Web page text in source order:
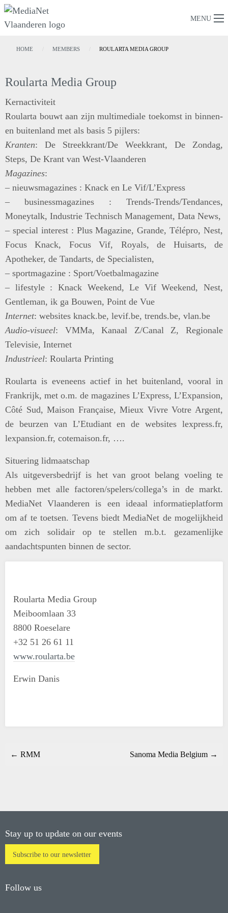
MENU
HOME MEMBERS ROULARTA MEDIA GROUP
Roularta Media Group
Kernactiviteit
Roularta bouwt aan zijn multimediale toekomst in binnen-
en buitenland met als basis 5 pijlers:
Kranten: De Streekkrant/De Weekkrant, De Zondag,
Steps, De Krant van West-Vlaanderen
Magazines:
– nieuwsmagazines : Knack en Le Vif/L’Express
– businessmagazines : Trends-Trends/Tendances,
Moneytalk, Industrie Technisch Management, Data News,
– special interest : Plus Magazine, Grande, Télépro, Nest,
Focus Knack, Focus Vif, Royals, de Huisarts, de
Apotheker, de Tandarts, de Specialisten,
– sportmagazine : Sport/Voetbalmagazine
– lifestyle : Knack Weekend, Le Vif Weekend, Nest,
Gentleman, ik ga Bouwen, Point de Vue
Internet: websites knack.be, levif.be, trends.be, vlan.be
Audio-visueel: VMMa, Kanaal Z/Canal Z, Regionale
Televisie, Internet
Industrieel: Roularta Printing
Roularta is eveneens actief in het buitenland, vooral in
Frankrijk, met o.m. de magazines L’Express, L’Expansion,
Côté Sud, Maison Française, Mieux Vivre Votre Argent,
de beurzen van L’Etudiant en de websites lexpress.fr,
lexpansion.fr, cotemaison.fr, ….
Situering lidmaatschap
Als uitgeversbedrijf is het van groot belang voeling te
hebben met alle factoren/spelers/collega’s in de markt.
MediaNet Vlaanderen is een ideaal informatieplatform
om af te toetsen. Tevens biedt MediaNet de mogelijkheid
om zich solidair op te stellen m.b.t. gezamenlijke
aandachtspunten binnen de sector.
Roularta Media Group
Meiboomlaan 33
8800 Roeselare
+32 51 26 61 11
www.roularta.be
Erwin Danis
← RMM Sanoma Media Belgium →
Stay up to update on our events
Subscribe to our newsletter
Follow us